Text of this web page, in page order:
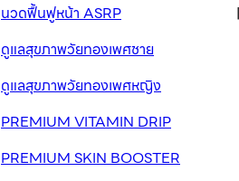
นวดฟื้นฟูหน้า ASRP
ดูแลสุขภาพวัยทองเพศชาย
ดูแลสุขภาพวัยทองเพศหญิง
PREMIUM VITAMIN DRIP
PREMIUM SKIN BOOSTER